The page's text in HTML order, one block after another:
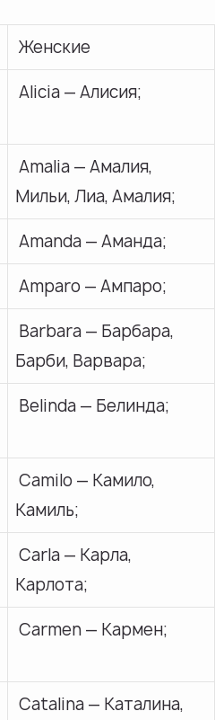
Женские
Alicia — Алисия;
Amalia — Амалия,
Мильи, Лиа, Амалия;
Amanda — Аманда;
Amparo — Ампаро;
Bаrbara — Барбара,
Барби, Варвара;
Belinda — Белинда;
Camilo — Камило,
Камиль;
Carla — Карла,
Карлота;
Carmen — Кармен;
Catalina — Каталина,